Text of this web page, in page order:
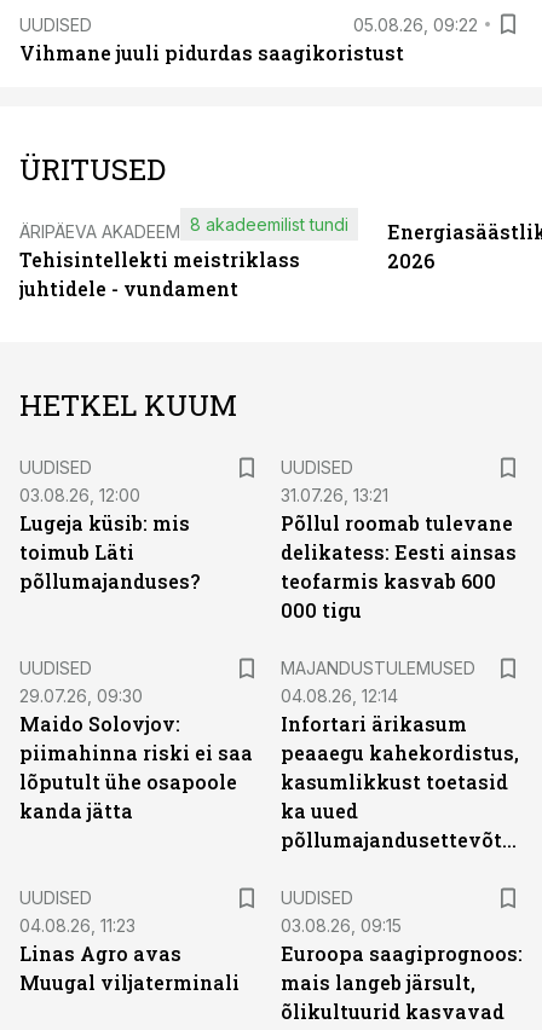
UUDISED 05.08.26, 09:22
Vihmane juuli pidurdas saagikoristust
ÜRITUSED
ÄRIPÄEVA AKADEEMIA
Tehisintellekti meistriklass
juhtidele - vundament
8 akadeemilist tundi
2026
HETKEL KUUM
UUDISED
03.08.26, 12:00
Lugeja küsib: mis
toimub Läti
põllumajanduses?
UUDISED
31.07.26, 13:21
Põllul roomab tulevane
delikatess: Eesti ainsas
teofarmis kasvab 600
000 tigu
UUDISED
29.07.26, 09:30
Maido Solovjov:
piimahinna riski ei saa
lõputult ühe osapoole
kanda jätta
MAJANDUSTULEMUSED
04.08.26, 12:14
Infortari ärikasum
peaaegu kahekordistus,
kasumlikkust toetasid
ka uued
põllumajandusettevõtted
UUDISED
04.08.26, 11:23
Linas Agro avas
Muugal viljaterminali
UUDISED
03.08.26, 09:15
Euroopa saagiprognoos:
mais langeb järsult,
õlikultuurid kasvavad